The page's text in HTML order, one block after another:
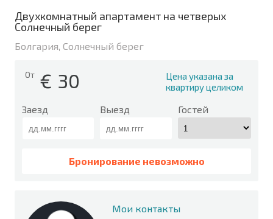
Двухкомнатный апартамент на четверых
Солнечный берег
Болгария, Солнечный берег
От € 30
Цена указана за
квартиру целиком
Заезд Выезд Гостей
Бронирование невозможно
Мои контакты